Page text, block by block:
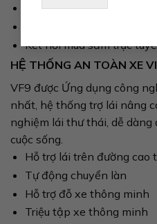
Xem film/video, chơi trò
Kết nối mua sắm trực
HỆ THỐNG AN TOÀN XE
VF9 được Ứng dụng công
nhất, hệ thống trợ lái nâng
nghiệm lái thư thái, dễ
cuộc sống.
Hỗ trợ lái trên đường cao
Tự động chuyển làn
Hỗ trợ đỗ xe thông minh
Triệu tập xe thông minh